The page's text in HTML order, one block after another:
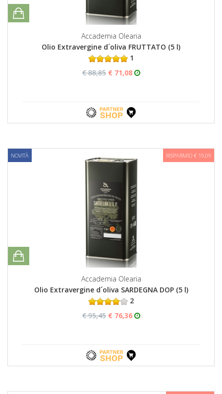
Accademia Olearia
Olio Extravergine d´oliva FRUTTATO (5 l)
1
€ 88,85 € 71,08
NOVITÀ RISPARMIO € 19,09
Accademia Olearia
Olio Extravergine d´oliva SARDEGNA DOP (5 l)
2
€ 95,45 € 76,36